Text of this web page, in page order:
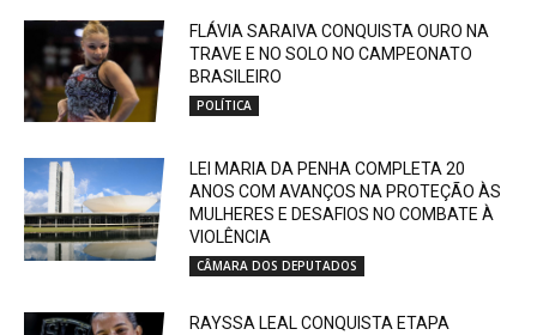
FLÁVIA SARAIVA CONQUISTA OURO NA
TRAVE E NO SOLO NO CAMPEONATO
BRASILEIRO
POLÍTICA
LEI MARIA DA PENHA COMPLETA 20
ANOS COM AVANÇOS NA PROTEÇÃO ÀS
MULHERES E DESAFIOS NO COMBATE À
VIOLÊNCIA
CÂMARA DOS DEPUTADOS
RAYSSA LEAL CONQUISTA ETAPA